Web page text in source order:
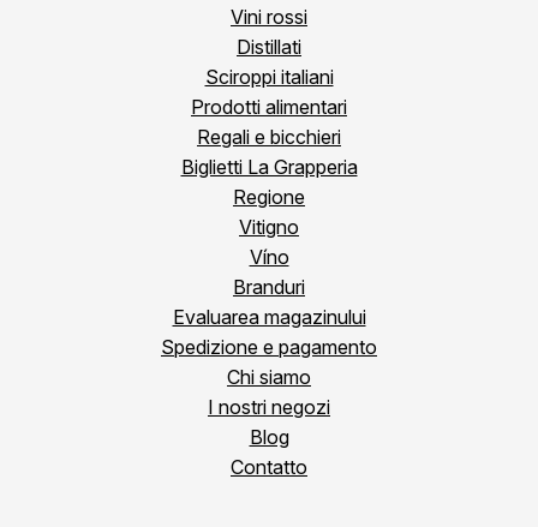
Vini rossi
Distillati
Sciroppi italiani
Prodotti alimentari
Regali e bicchieri
Biglietti La Grapperia
Regione
Vitigno
Víno
Branduri
Evaluarea magazinului
Spedizione e pagamento
Chi siamo
I nostri negozi
Blog
Contatto